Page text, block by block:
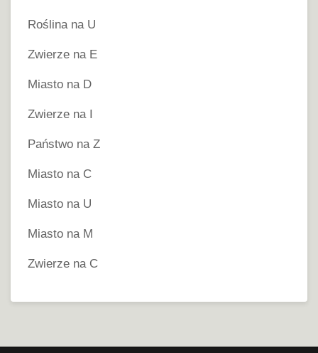
Roślina na U
Zwierze na E
Miasto na D
Zwierze na I
Państwo na Z
Miasto na C
Miasto na U
Miasto na M
Zwierze na C